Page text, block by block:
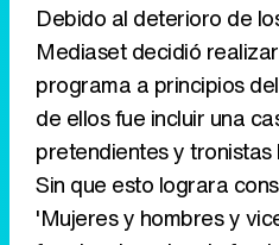
Debido al deterioro de
Mediaset decidió
programa a principios
de ellos fue incluir una
pretendientes y
Sin que esto lograra
'Mujeres y hombres y